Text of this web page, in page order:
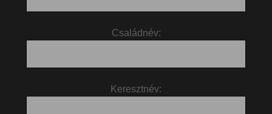
Családnév:
Keresztnév: